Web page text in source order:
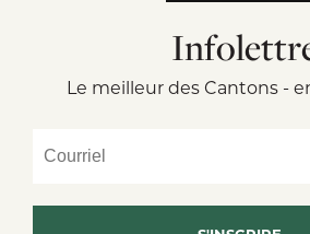
Le meilleur des Cantons -